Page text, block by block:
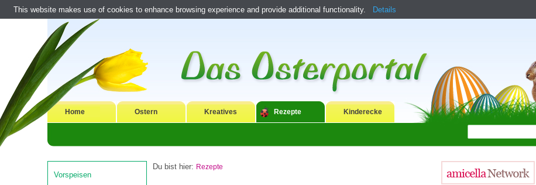
Home Ostern Kreatives Rezepte Kinderecke
Vorspeisen
Du bist hier: Rezepte
This website makes use of cookies to enhance browsing experience and provide additional functionality. Details